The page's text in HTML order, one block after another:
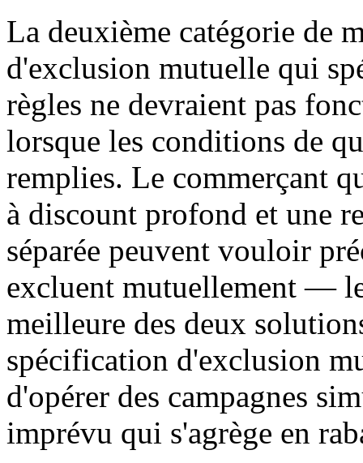
La deuxième catégorie de
d'exclusion mutuelle qui
règles ne devraient pas
lorsque les conditions de
remplies. Le commerçant
à discount profond et une
séparée peuvent vouloir
excluent mutuellement —
meilleure des deux
spécification d'exclusion
d'opérer des campagnes
imprévu qui s'agrège en